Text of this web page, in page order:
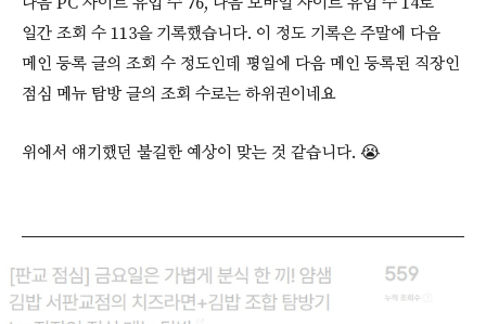
일간 조회 수 113을 기록했습니다. 이 정도 기록은 주말에 다음
메인 등록 글의 조회 수 정도인데 평일에 다음 메인 등록된 직장인
점심 메뉴 탐방 글의 조회 수로는 하위권이네요
위에서 얘기했던 불길한 예상이 맞는 것 같습니다. 😭